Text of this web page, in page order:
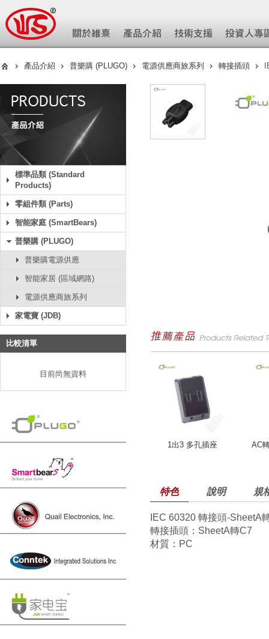
產品介紹 普樂購 (PLUGO) 電源供應商旅系列 轉接插頭
標準品類 (Standard
Products)
零組件類 (Parts)
智能家庭 (SmartBears)
普樂購 (PLUGO)
普樂購電源供應
智能家居 (區域網路)
電源供應商旅系列
家電寶 (JDB)
比較清單
目前尚無資料
1出3 多孔插座 AC
特色 說明 規
IEC 60320 轉接頭-SheetA
轉接插頭：SheetA轉C7
材質：PC